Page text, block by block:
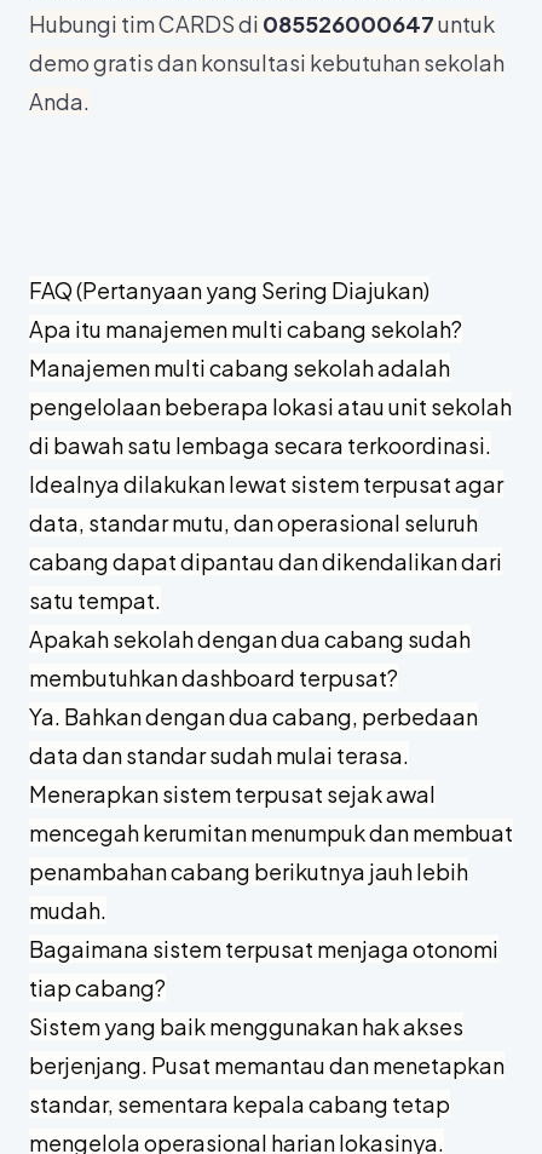
Hubungi tim CARDS di 085526000647untuk
demo gratis dan konsultasi kebutuhan sekolah
Anda.
FAQ (Pertanyaan yang Sering Diajukan)
Apa itu manajemen multi cabang sekolah?
Manajemen multi cabang sekolah adalah
pengelolaan beberapa lokasi atau unit sekolah
di bawah satu lembaga secara terkoordinasi.
Idealnya dilakukan lewat sistem terpusat agar
data, standar mutu, dan operasional seluruh
cabang dapat dipantau dan dikendalikan dari
satu tempat.
Apakah sekolah dengan dua cabang sudah
membutuhkan dashboard terpusat?
Ya. Bahkan dengan dua cabang, perbedaan
data dan standar sudah mulai terasa.
Menerapkan sistem terpusat sejak awal
mencegah kerumitan menumpuk dan membuat
penambahan cabang berikutnya jauh lebih
mudah.
Bagaimana sistem terpusat menjaga otonomi
tiap cabang?
Sistem yang baik menggunakan hak akses
berjenjang. Pusat memantau dan menetapkan
standar, sementara kepala cabang tetap
mengelola operasional harian lokasinya.